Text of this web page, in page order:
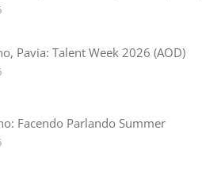
Pavia: Talent Week 2026 (AOD)
Facendo Parlando Summer